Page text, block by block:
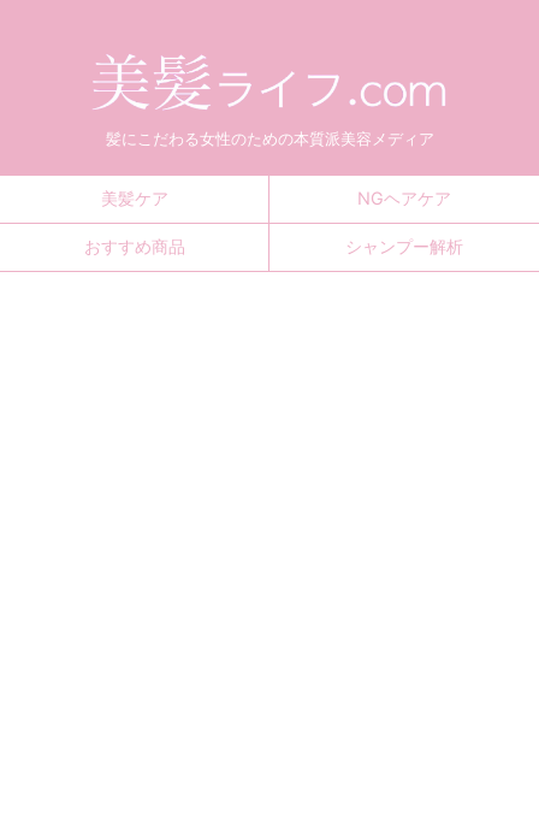
髪にこだわる女性のための本質派美容メディア
美髪ケア NGヘアケア
おすすめ商品 シャンプー解析